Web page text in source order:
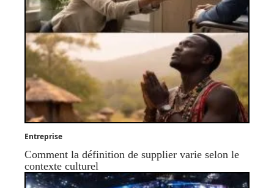
Entreprise
Comment la définition de supplier varie selon le
contexte culturel